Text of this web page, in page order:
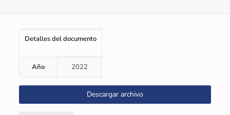
Detalles del documento
Año 2022
Descargar archivo